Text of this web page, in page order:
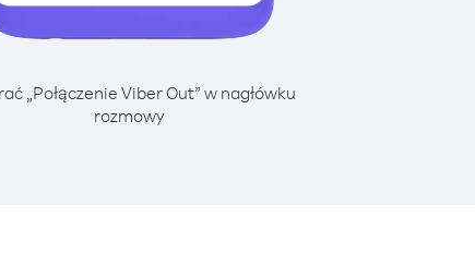
„Połączenie Viber Out” w nagłówku
rozmowy